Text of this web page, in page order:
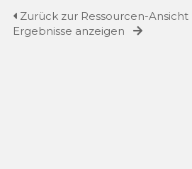
Zurück zur Ressourcen-Ansicht
Ergebnisse anzeigen